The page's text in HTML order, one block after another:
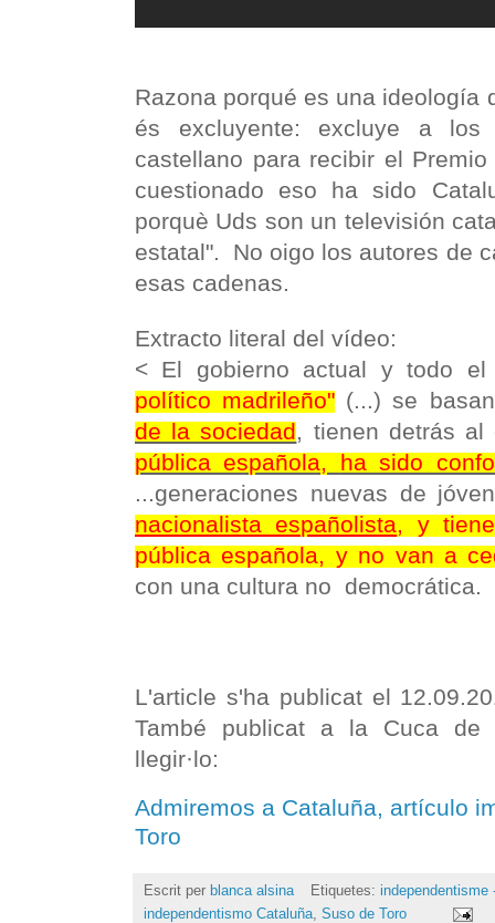
Razona porqué es una ideología
és excluyente: excluye a los
castellano para recibir el
cuestionado eso ha sido
porquè Uds son un televisión
estatal". No oigo los autores de
esas cadenas.
Extracto literal del vídeo:
< El gobierno actual y todo
político madrileño" (...) se
de la sociedad, tienen detrás
pública española, ha sido
...generaciones nuevas de
nacionalista españolista, y
pública española, y no van a
con una cultura no democrática.
L'article s'ha publicat el
També publicat a la Cuca de
llegir·lo:
Admiremos a Cataluña, artículo
Toro
Escrit per blanca alsina Etiquetes: independentisme
independentismo Cataluña Suso de Toro